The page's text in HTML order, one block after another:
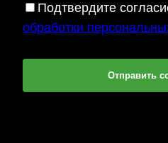
Подтвердите
обработки
Отправить